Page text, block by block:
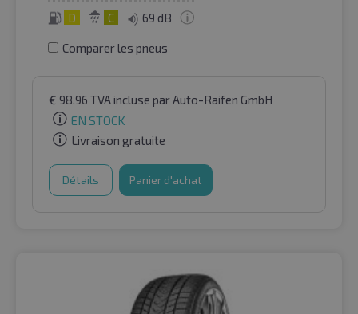
D C 69 dB
Comparer les pneus
€ 98.96 TVA incluse par Auto-Raifen GmbH
EN STOCK
Livraison gratuite
Détails Panier d'achat